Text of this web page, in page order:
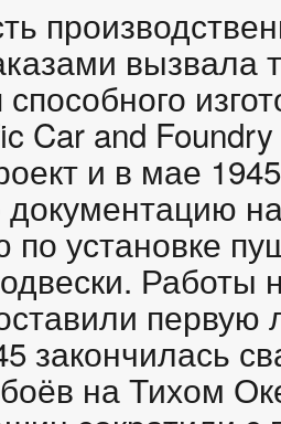
вызвала
Car and
и в мае
документацию
установке
Работы
первую
закончилась
на Тихом